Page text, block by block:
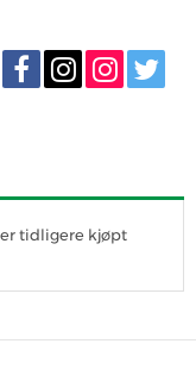
tidligere kjøpt